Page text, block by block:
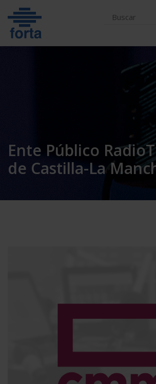
content
Ente Público
de Castilla-La